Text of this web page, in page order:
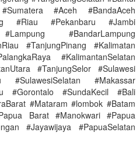
#Aceh #BandaAceh
#Riau #Pekanbaru #Jambi
#BandarLampung
#TanjungPinang #Kalimatan
#KalimantanSelatan
#TanjungSelor #Sulawesi
#SulawesiSelatan #Makassar
#Gorontalo #SundaKecil #Bali
#Mataram #lombok #Batam
Barat #Manokwari #Papua
#Jayawijaya #PapuaSelatan